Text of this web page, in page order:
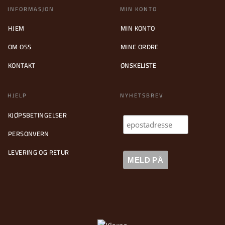
INFORMASJON
HJEM
OM OSS
KONTAKT
MIN KONTO
MIN KONTO
MINE ORDRE
ØNSKELISTE
HJELP
KJØPSBETINGELSER
PERSONVERN
LEVERING OG RETUR
NYHETSBREV